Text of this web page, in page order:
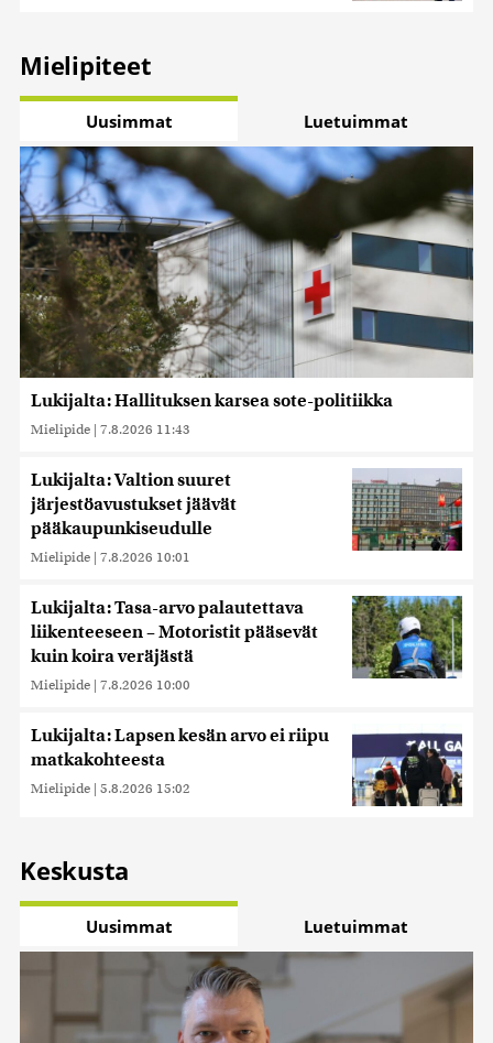
Mielipiteet
Uusimmat Luetuimmat
Lukijalta: Hallituksen karsea sote-politiikka
Mielipide | 7.8.2026 11:43
Lukijalta: Valtion suuret
järjestöavustukset jäävät
pääkaupunkiseudulle
Mielipide | 7.8.2026 10:01
Lukijalta: Tasa-arvo palautettava
liikenteeseen – Motoristit pääsevät
kuin koira veräjästä
Mielipide | 7.8.2026 10:00
Lukijalta: Lapsen kesän arvo ei riipu
matkakohteesta
Mielipide | 5.8.2026 15:02
Keskusta
Uusimmat Luetuimmat